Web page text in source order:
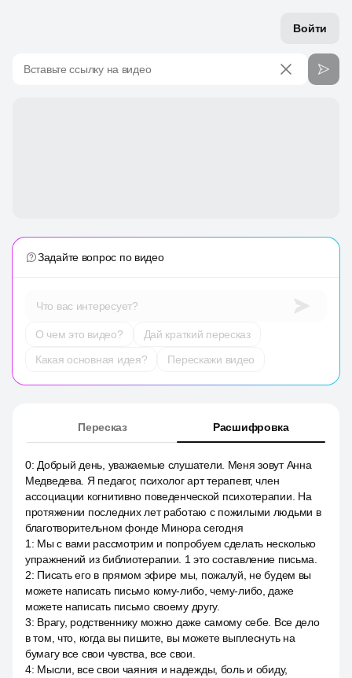
Войти
Вставьте ссылку на видео
Задайте вопрос по видео
Что вас интересует?
О чем это видео?
Дай краткий пересказ
Какая основная идея?
Перескажи видео
Пересказ Расшифровка
0: Добрый день, уважаемые слушатели. Меня зовут Анна
Медведева. Я педагог, психолог арт терапевт, член
ассоциации когнитивно поведенческой психотерапии. На
протяжении последних лет работаю с пожилыми людьми в
благотворительном фонде Минора сегодня
1 : Мы с вами рассмотрим и попробуем сделать несколько
упражнений из библиотерапии. 1 это составление письма.
2: Писать его в прямом эфире мы, пожалуй, не будем вы
можете написать письмо кому-либо, чему-либо, даже
можете написать письмо своему другу.
3: Врагу, родственнику можно даже самому себе. Все дело
в том, что, когда вы пишите, вы можете выплеснуть на
бумагу все свои чувства, все свои.
4: Мысли, все свои чаяния и надежды, боль и обиду,